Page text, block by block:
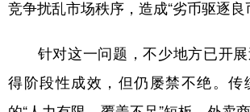
文化产业
北京 天津 河北
竞争扰乱市场秩序，造成“劣币驱逐良
针对这一问题，不少地方已开展
得阶段性成效，但仍屡禁不绝。传